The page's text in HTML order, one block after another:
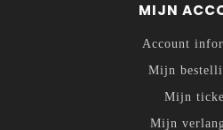
MIJN
Account
Mijn
Mijn
Mijn